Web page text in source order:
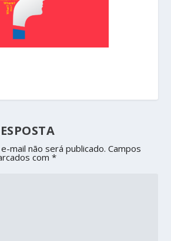
mail não será publicado. Campos
com*